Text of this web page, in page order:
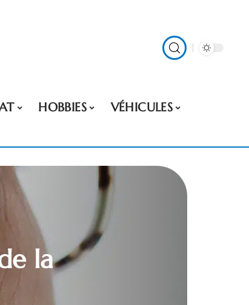
HOBBIES
VÉHICULES
la